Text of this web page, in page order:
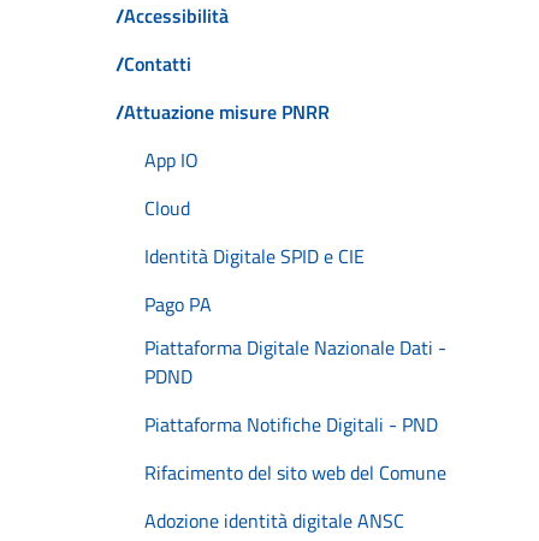
/Accessibilità
/Contatti
/Attuazione misure PNRR
App IO
Cloud
Identità Digitale SPID e CIE
Pago PA
Piattaforma Digitale Nazionale Dati -
PDND
Piattaforma Notifiche Digitali - PND
Rifacimento del sito web del Comune
Adozione identità digitale ANSC